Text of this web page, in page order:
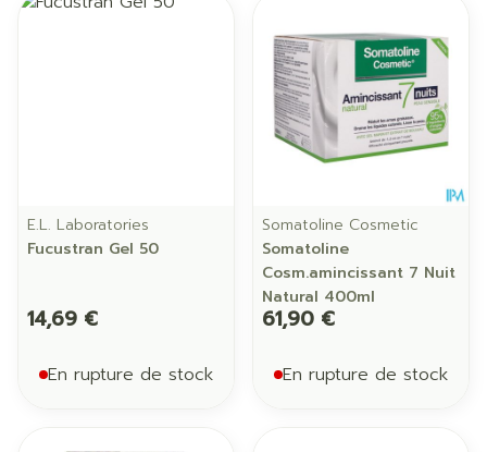
E.L. Laboratories
Fucustran Gel 50
14,69 €
En rupture de stock
Somatoline Cosmetic
Somatoline
Cosm.amincissant 7 Nuit
Natural 400ml
61,90 €
En rupture de stock